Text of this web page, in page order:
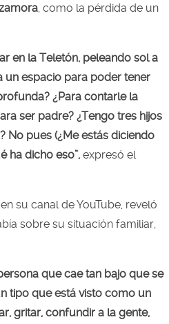
, como la pérdida de un
en la Teletón, peleando sol a
un espacio para poder tener
¿Para contarle la
ser padre? ¿Tengo tres hijos
No pues (¿Me estás diciendo
ha dicho eso”, expresó el
en su canal de YouTube, reveló
sobre su situación familiar,
que cae tan bajo que se
tipo que está visto como un
gritar, confundir a la gente,